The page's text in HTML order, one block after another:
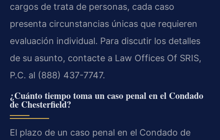
cargos de trata de personas, cada caso
presenta circunstancias únicas que requieren
evaluación individual. Para discutir los detalles
de su asunto, contacte a Law Offices Of SRIS,
P.C. al (888) 437-7747.
¿Cuánto tiempo toma un caso penal en el Condado
de Chesterfield?
El plazo de un caso penal en el Condado de